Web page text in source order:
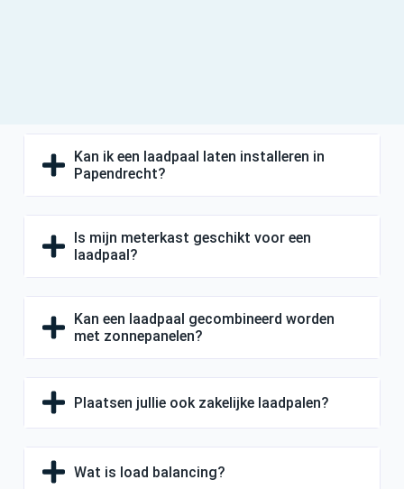
Kan ik een laadpaal laten installeren in
Papendrecht?
Is mijn meterkast geschikt voor een
laadpaal?
Kan een laadpaal gecombineerd worden
met zonnepanelen?
Plaatsen jullie ook zakelijke laadpalen?
Wat is load balancing?